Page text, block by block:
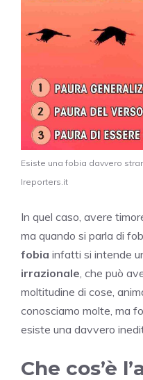
Esiste una fobia davvero
Ireporters.it
In quel caso, avere
ma quando si parla di
fobia infatti si intende
irrazionale , che può
moltitudine di cose,
conosciamo molte, ma
esiste una davvero
Che cos’è